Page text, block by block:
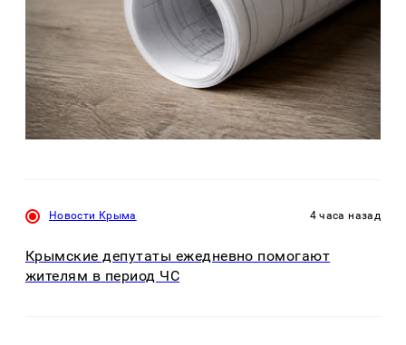
Новости Крыма 4 часа назад
Крымские депутаты ежедневно помогают
жителям в период ЧС